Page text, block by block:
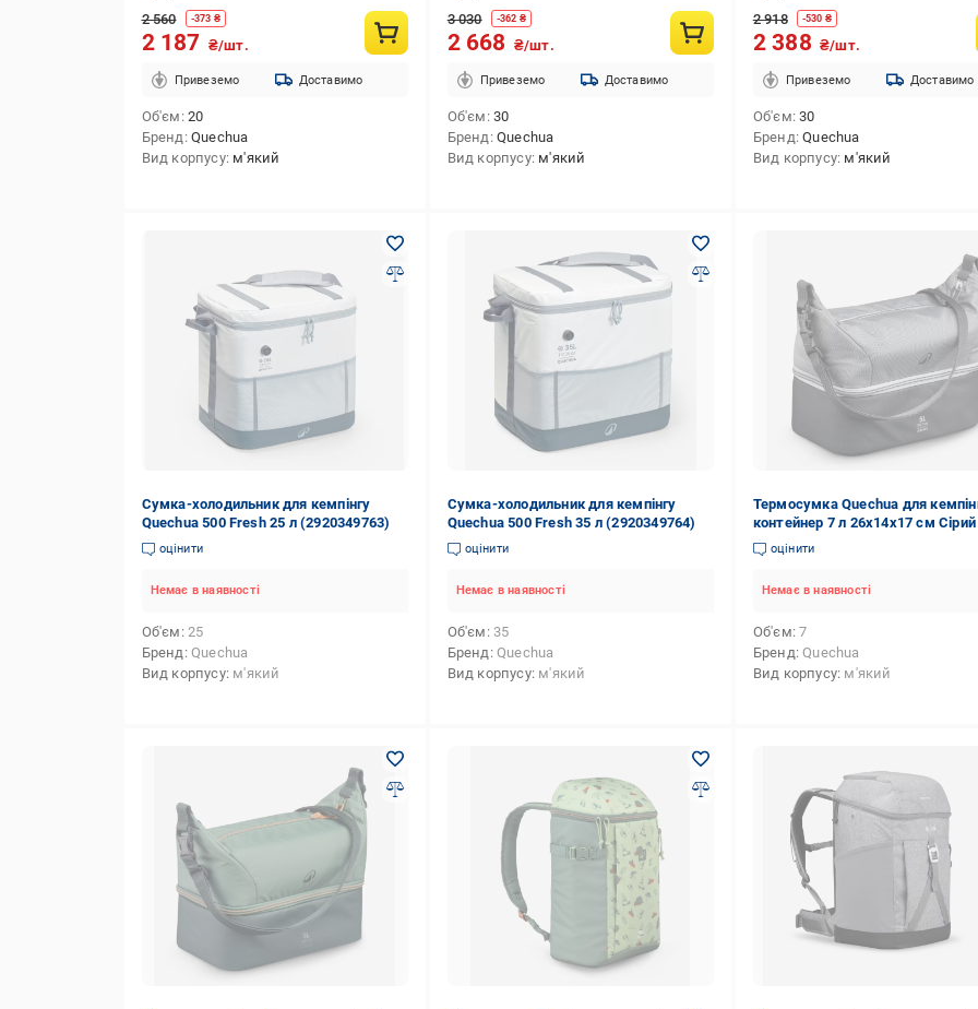
2 560 -373 ₴
2 187 ₴/шт.
Привеземо Доставимо
Об'єм 20
Бренд Quechua
Вид корпусу м'який
3 030 -362 ₴
2 668 ₴/шт.
Привеземо Доставимо
Об'єм 30
Бренд Quechua
Вид корпусу м'який
2 918 -530 ₴
2 388 ₴/шт.
Привеземо Доставимо
Об'єм 30
Бренд Quechua
Вид корпусу м'який
Сумка-холодильник для кемпінгу
Quechua 500 Fresh 25 л (2920349763)
оцінити
Немає в наявності
Об'єм 25
Бренд Quechua
Вид корпусу м'який
Сумка-холодильник для кемпінгу
Quechua 500 Fresh 35 л (2920349764)
оцінити
Немає в наявності
Об'єм 35
Бренд Quechua
Вид корпусу м'який
Термосумка Quechua для
контейнер 7 л 26x14x17 см Сірий
оцінити
Немає в наявності
Об'єм 7
Бренд Quechua
Вид корпусу м'який